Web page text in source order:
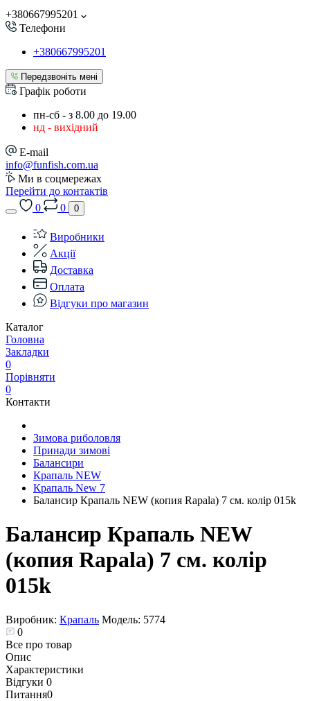
+380667995201
Телефони
+380667995201
Передзвоніть мені
Графік роботи
пн-сб - з 8.00 до 19.00
нд - вихідний
E-mail
info@funfish.com.ua
Ми в соцмережах
Перейти до контактів
0
0 0
Виробники
Акції
Доставка
Оплата
Відгуки про магазин
Каталог
Головна
Закладки
0
Порівняти
0
Контакти
Зимова риболовля
Принади зимові
Балансири
Крапаль NEW
Крапаль New 7
Балансир Крапаль NEW (копия Rapala) 7 см. колір 015k
Балансир Крапаль NEW
(копия Rapala) 7 см. колір
015k
Виробник: Крапаль Модель: 5774
0
Все про товар
Опис
Характеристики
Відгуки 0
Питання0